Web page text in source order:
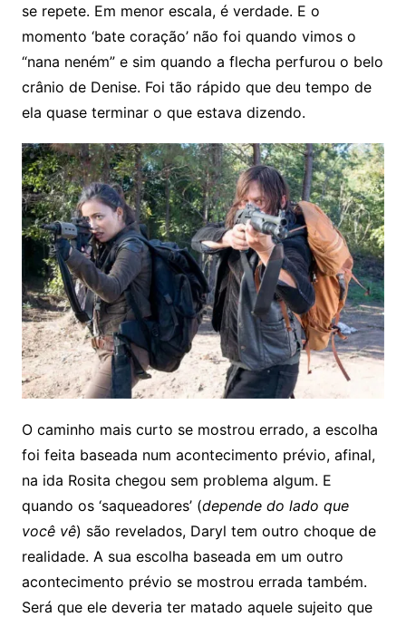
se repete. Em menor escala, é verdade. E o
momento ‘bate coração’ não foi quando vimos o
“nana neném” e sim quando a flecha perfurou o belo
crânio de Denise. Foi tão rápido que deu tempo de
ela quase terminar o que estava dizendo.
O caminho mais curto se mostrou errado, a escolha
foi feita baseada num acontecimento prévio, afinal,
na ida Rosita chegou sem problema algum. E
quando os ‘saqueadores’ (depende do lado que
você vê) são revelados, Daryl tem outro choque de
realidade. A sua escolha baseada em um outro
acontecimento prévio se mostrou errada também.
Será que ele deveria ter matado aquele sujeito que